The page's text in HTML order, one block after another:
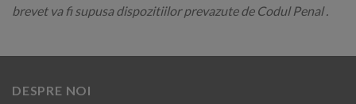
brevet va fi supusa dispozitiilor prevazute de Codul Penal .
DESPRE NOI